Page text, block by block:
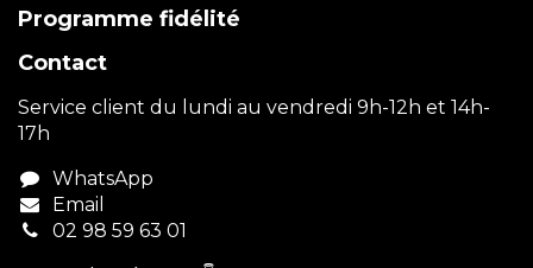
Programme fidélité
Contact
Service client du lundi au vendredi 9h-12h et 14h-
17h
WhatsApp
Email
02 98 59 63 01